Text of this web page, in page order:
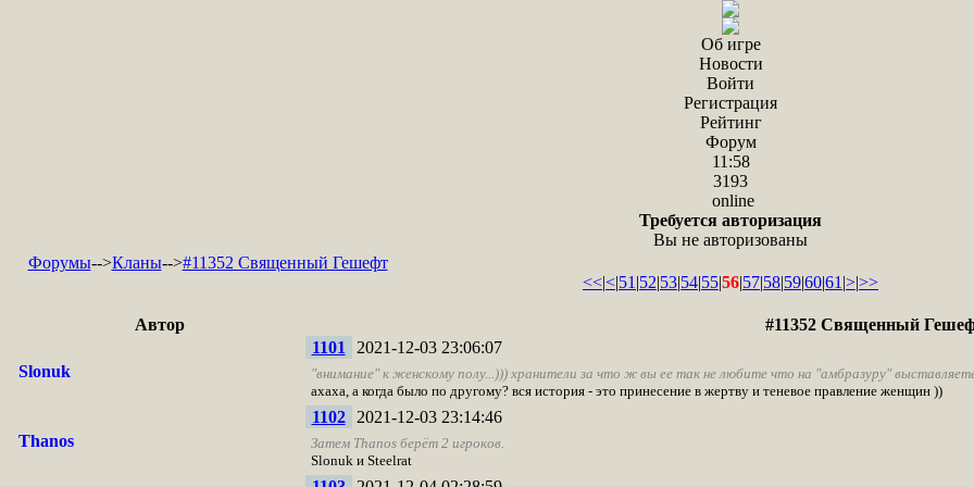
Об игре
Новости
Войти
Регистрация
Рейтинг
Форум
11:58
3193
online
Требуется авторизация
Вы не авторизованы
Форумы-->Кланы-->#11352 Священный Гешефт
<<|<|51 |52|53|54|55|56|57|58|59|60|61 |>|>>
Автор #11352 Священный
Slonuk
1101 2021-12-03 23:06:07
"внимание" к женскому полу...))) хранители за что ж вы ее так не любите что на "амбразуру"
ахаха, а когда было по другому? вся история - это принесение в жертву и теневое правление женщин ))
Thanos
1102 2021-12-03 23:14:46
Затем Thanos берёт 2 игроков.
Slonuk и Steelrat